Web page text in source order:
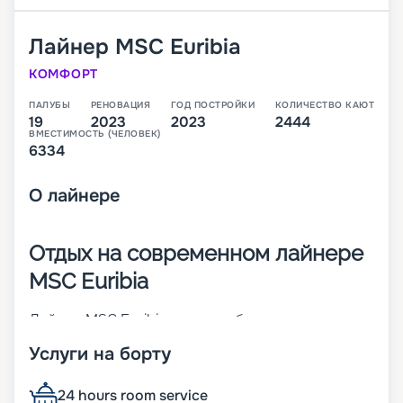
Лайнер MSC Euribia
КОМФОРТ
ПАЛУБЫ
19
РЕНОВАЦИЯ
2023
ГОД ПОСТРОЙКИ
2023
КОЛИЧЕСТВО КАЮТ
2444
ВМЕСТИМОСТЬ (ЧЕЛОВЕК)
6334
О лайнере
Отдых на современном лайнере
MSC Euribia
Лайнер MSC Euribia – 19-палубное современное
природном газе). Оно было построено в 2023
На корабле может находиться до 6 334 человек.
Услуги на борту
24 hours room service